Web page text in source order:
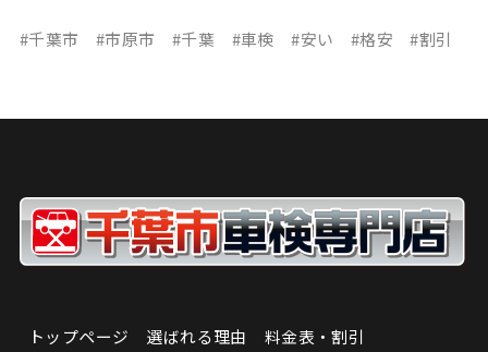
#千葉市 #市原市 #千葉 #車検 #安い #格安 #割引
トップページ 選ばれる理由 料金表・割引